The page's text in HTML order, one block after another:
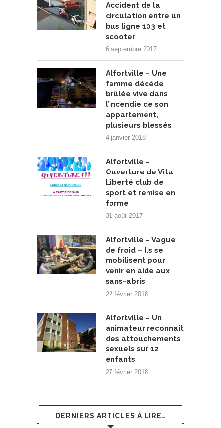
Accident de la
circulation entre un
bus ligne 103 et
scooter
6 septembre 2017
Alfortville – Une
femme décède
brûlée vive dans
l’incendie de son
appartement,
plusieurs blessés
4 janvier 2018
Alfortville –
Ouverture de Vita
Liberté club de
sport et remise en
forme
31 août 2017
Alfortville – Vague
de froid – Ils se
mobilisent pour
venir en aide aux
sans-abris
22 février 2018
Alfortville – Un
animateur reconnait
des attouchements
sexuels sur 12
enfants
27 février 2018
DERNIERS ARTICLES À LIRE…